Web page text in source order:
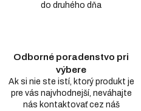
do druhého dňa
Odborné poradenstvo pri
výbere
Ak si nie ste istí, ktorý produkt je
pre vás najvhodnejší, neváhajte
nás kontaktovať cez náš